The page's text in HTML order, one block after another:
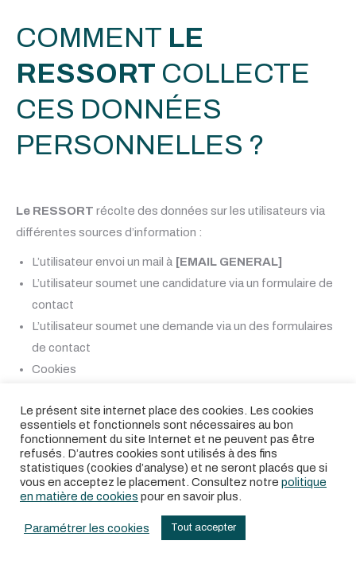
COMMENT LE
RESSORT COLLECTE
CES DONNÉES
PERSONNELLES ?
Le RESSORT récolte des données sur les utilisateurs via
différentes sources d’information :
L’utilisateur envoi un mail à [EMAIL GENERAL]
L’utilisateur soumet une candidature via un formulaire de
contact
L’utilisateur soumet une demande via un des formulaires
de contact
Cookies
QUI TRAITE LES
DONNÉES
PERSONNELLES DES
Le présent site internet place des cookies. Les cookies
essentiels et fonctionnels sont nécessaires au bon
fonctionnement du site Internet et ne peuvent pas être
refusés. D’autres cookies sont utilisés à des fins
statistiques (cookies d’analyse) et ne seront placés que si
vous en acceptez le placement. Consultez notre politique
en matière de cookies pour en savoir plus.
Paramétrer les cookies Tout accepter